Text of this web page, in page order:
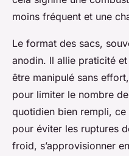
moins fréquent et une
Le format des sacs,
anodin. Il allie praticité
être manipulé sans
pour limiter le nombre
quotidien bien rempli,
pour éviter les ruptures
froid, s’approvisionner